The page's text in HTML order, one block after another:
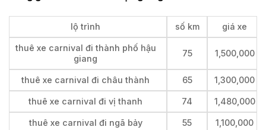
lộ trình số km giá xe
thuê xe carnival đi thành phố hậu
giang
75 1,500,000
thuê xe carnival đi châu thành 65 1,300,000
thuê xe carnival đi vị thanh 74 1,480,000
thuê xe carnival đi ngã bảy 55 1,100,000